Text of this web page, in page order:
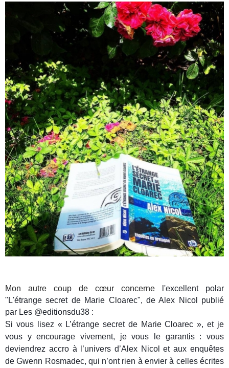
Mon autre coup de cœur concernel'excellent polar
"L'étrange secret de Marie Cloarec", de Alex Nicol publié
par Les @editionsdu38 :
Si vous lisez « L’étrange secret de Marie Cloarec », et je
vous y encourage vivement, je vous le garantis : vous
deviendrez accro à l’univers d’Alex Nicol et aux enquêtes
de Gwenn Rosmadec, qui n’ont rien à envier à celles écrites